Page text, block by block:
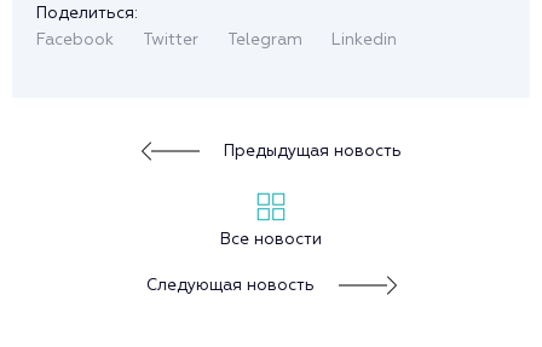
Поделиться:
Facebook
Twitter Telegram Linkedin
Предыдущая новость
Все новости
Следующая новость